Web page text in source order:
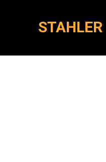
STAHLER